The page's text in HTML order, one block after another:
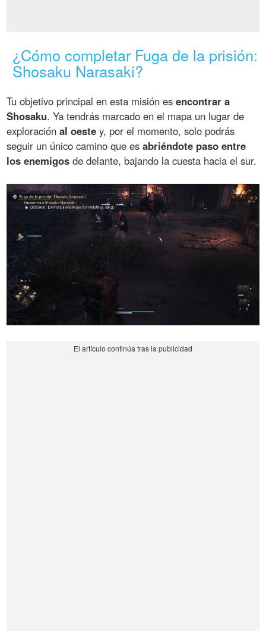
¿Cómo completar Fuga de la prisión:
Shosaku Narasaki?
Tu objetivo principal en esta misión esencontrar a
Shosaku. Ya tendrás marcado en el mapa un lugar de
exploraciónal oeste y, por el momento, solo podrás
seguir un único camino que esabriéndote paso entre
los enemigos de delante, bajando la cuesta hacia el sur.